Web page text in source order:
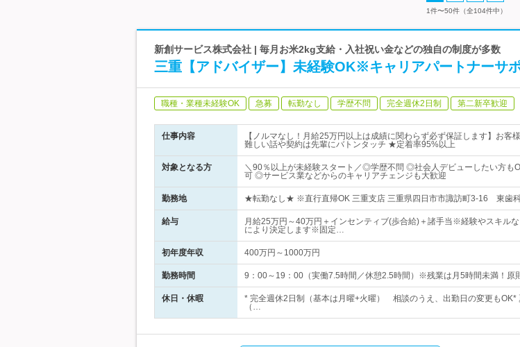
1件〜50件（全104件中）
新創サービス株式会社 | 毎月お米2kg支給・入社祝い金などの独自の制度が多数
三重【アドバイザー】未経験OK※キャリアパートナーサ
職種・業種未経験OK 急募 転勤なし 学歴不問 完全週休2日制 第二新卒歓迎
仕事内容
【ノルマなし！月給25万円以上は成績に関わらず必ず保証します】お客
難しい話や契約は先輩にバトンタッチ ★定着率95%以上
対象となる方
＼90％以上が未経験スタート／◎学歴不問 ◎社会人デビューしたい方も
可 ◎サービス業などからのキャリアチェンジも大歓迎
勤務地 ★転勤なし★ ※直行直帰OK 三重支店 三重県四日市市諏訪町3-16 東歯
給与
月給25万円～40万円＋インセンティブ(歩合給)＋諸手当※経験やスキル
により決定します※固定…
初年度年収 400万円～1000万円
勤務時間 9：00～19：00（実働7.5時間／休憩2.5時間）※残業は月5時間未満！
休日・休暇
* 完全週休2日制（基本は月曜+火曜） 相談のうえ、出勤日の変更もOK*
（…